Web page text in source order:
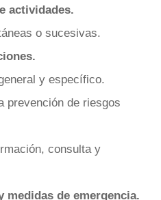
actividades.
o sucesivas.
y específico.
prevención de riesgos
consulta y
medidas de emergencia.